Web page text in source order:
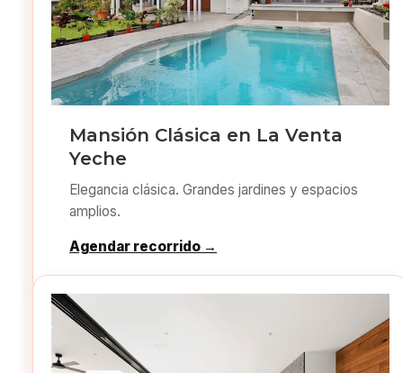
Mansión Clásica en La Venta
Yeche
Elegancia clásica. Grandes jardines y espacios
amplios.
Agendar recorrido →